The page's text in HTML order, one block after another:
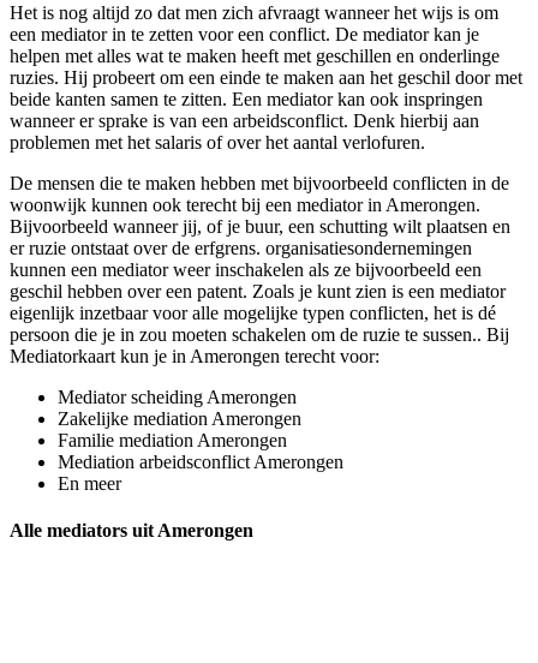
Het is nog altijd zo dat men zich afvraagt wanneer het wijs is om
een mediator in te zetten voor een conflict. De mediator kan je
helpen met alles wat te maken heeft met geschillen en onderlinge
ruzies. Hij probeert om een einde te maken aan het geschil door met
beide kanten samen te zitten. Een mediator kan ook inspringen
wanneer er sprake is van een arbeidsconflict. Denk hierbij aan
problemen met het salaris of over het aantal verlofuren.
De mensen die te maken hebben met bijvoorbeeld conflicten in de
woonwijk kunnen ook terecht bij een mediator in Amerongen.
Bijvoorbeeld wanneer jij, of je buur, een schutting wilt plaatsen en
er ruzie ontstaat over de erfgrens. organisatiesondernemingen
kunnen een mediator weer inschakelen als ze bijvoorbeeld een
geschil hebben over een patent. Zoals je kunt zien is een mediator
eigenlijk inzetbaar voor alle mogelijke typen conflicten, het is dé
persoon die je in zou moeten schakelen om de ruzie te sussen.. Bij
Mediatorkaart kun je in Amerongen terecht voor:
Mediator scheiding Amerongen
Zakelijke mediation Amerongen
Familie mediation Amerongen
Mediation arbeidsconflict Amerongen
En meer
Alle mediators uit Amerongen